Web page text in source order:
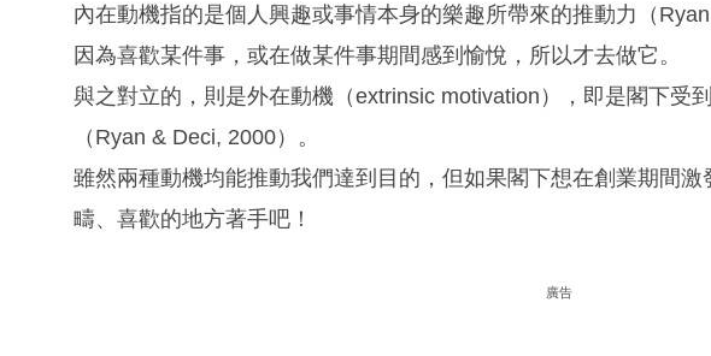
內在動機指的是個人興趣或事情本身的樂趣所帶來的推動力（
因為喜歡某件事，或在做某件事期間感到愉悅，所以才去做它。
與之對立的，則是外在動機（extrinsic motivation），即是閣下受
（Ryan & Deci, 2000）。
雖然兩種動機均能推動我們達到目的，但如果閣下想在創業期間
疇、喜歡的地方著手吧！
廣告